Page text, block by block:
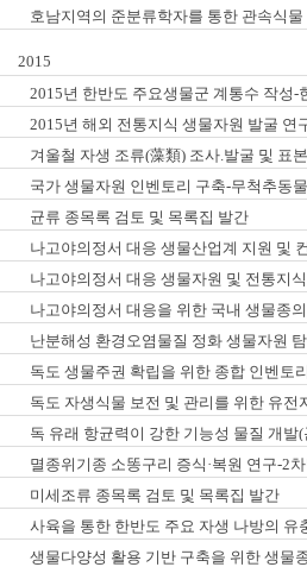
호남지역의 준분류학자를 통한 관속식물
2015
2015년 한반도 주요생물군 계통수 작성-
작성 및 DNA바코드 연구 (1차년도) 최종
2015년 해외 전통지식 생물자원 발굴 연
겨울철 자생 조류(藻類) 조사.발굴 및 표
국가 생물자원 인벤토리 구축-무척추동
동물-Ⅵ,Ⅶ)
균류 종목록 검토 및 목록집 발간
나고야의정서 대응 생물산업계 지원 및
나고야의정서 대응 생물자원 및 전통지
제
나고야의정서 대응을 위한 국내 생물종
석 연구(3차년도)
난분해성 환경오염물질 정화 생물자원
독도 생물주권 확립을 위한 종합 인벤토
독도 자생식물 보전 및 관리를 위한 유전
독 유래 항균력이 강한 기능성 물질 개발
멸종위기종 소똥구리 증식·복원 연구-2
미세조류 종목록 검토 및 목록집 발간
사육을 통한 한반도 주요 자생 나방의 유
생물다양성 활용 기반 구축을 위한 생물